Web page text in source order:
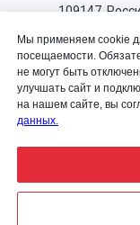
109147,
корп. 1.
+7 (495) 663-
© 2004—2025
Мы применяем cookie
посещаемости.
не могут быть
улучшать сайт и
на нашем сайте, вы
данных.